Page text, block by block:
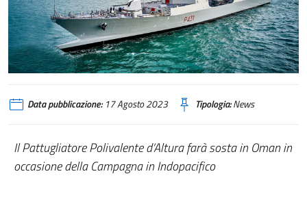
Data pubblicazione:17 Agosto 2023 Tipologia:News
Il Pattugliatore Polivalente d’Altura farà sosta in Oman in
occasione della Campagna in Indopacifico